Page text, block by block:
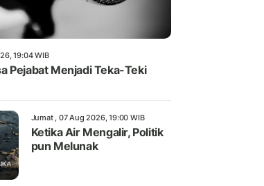
19:04 WIB
Pejabat Menjadi Teka-Teki
Jumat , 07 Aug 2026, 19:00 WIB
Ketika Air Mengalir, Politik
pun Melunak